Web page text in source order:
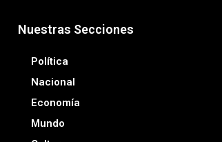
Nuestras Secciones
Política
Nacional
Economía
Mundo